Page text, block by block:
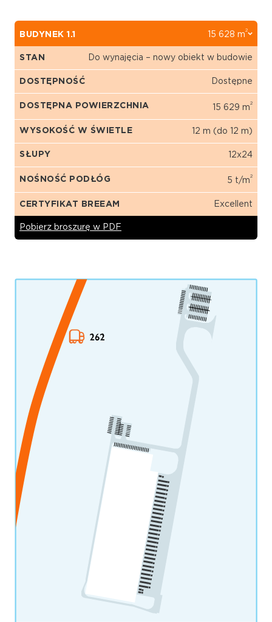
BUDYNEK 1.1 15 628 m
2
STAN Do wynajęcia – nowy obiekt w budowie
DOSTĘPNOŚĆ Dostępne
DOSTĘPNA POWIERZCHNIA 15 629 m
2
WYSOKOŚĆ W ŚWIETLE 12 m (do 12 m)
SŁUPY 12x24
NOŚNOŚĆ PODŁÓG 5 t/m
2
CERTYFIKAT BREEAM Excellent
Pobierz broszurę w PDF